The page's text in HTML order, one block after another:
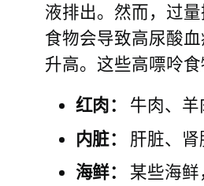
液排出。然而，过
食物会导致高尿酸
升高。这些高嘌呤食
红肉：
牛肉、羊
内脏：
肝脏、肾
海鲜：
某些海